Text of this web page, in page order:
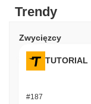
Stargate
tokena STG.
pozwalając
dotyczących
Trendy
Zwycięzcy
TUTORIAL
#187